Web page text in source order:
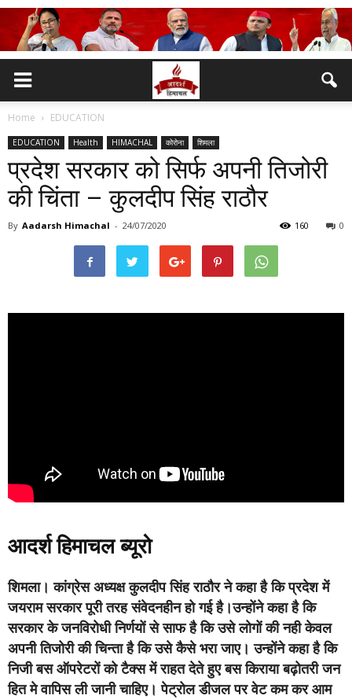
Home EDUCATION
EDUCATION Health HIMACHAL कोरोना शिमला
प्रदेश सरकार को सिर्फ अपनी तिजोरी
की चिंता – कुलदीप सिंह राठौर
By Aadarsh Himachal - 24/07/2020 0
160
आदर्श हिमाचल ब्यूरो
शिमला।कांग्रेस अध्यक्ष कुलदीप सिंह राठौर ने कहा है कि प्रदेश में
जयराम सरकार पूरी तरह संवेदनहीन हो गई है।उन्होंने कहा है कि
सरकार के जनविरोधी निर्णयों से साफ है कि उसे लोगों की नही केवल
अपनी तिजोरी की चिन्ता है कि उसे कैसे भरा जाए।उन्होंने कहा है कि
निजी बस ऑपरेटरों को टैक्स में राहत देते हुए बस किराया बढ़ोतरी जन
हित मे वापिस ली जानी चाहिए। पेट्रोल डीजल पर वेट कम कर आम